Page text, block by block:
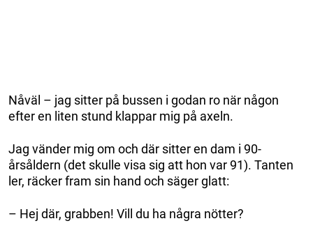
Nåväl – jag sitter på bussen i godan ro när någon
efter en liten stund klappar mig på axeln.
Jag vänder mig om och där sitter en dam i 90-
årsåldern (det skulle visa sig att hon var 91). Tanten
ler, räcker fram sin hand och säger glatt:
– Hej där, grabben! Vill du ha några nötter?